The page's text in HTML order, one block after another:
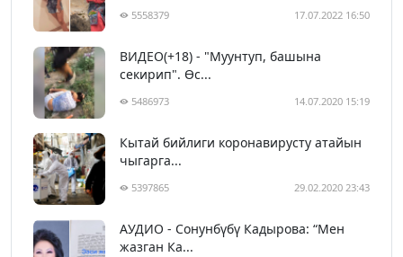
5558379 17.07.2022 16:50
ВИДЕО(+18) - "Муунтуп, башына
секирип". Өс...
5486973 14.07.2020 15:19
Кытай бийлиги коронавирусту атайын
чыгарга...
5397865 29.02.2020 23:43
АУДИО - Сонунбүбү Кадырова: “Мен
жазган Ка...